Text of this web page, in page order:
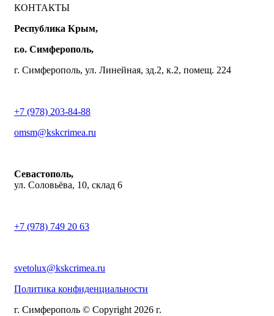
КОНТАКТЫ
Республика Крым,
г.о. Симферополь,
г. Симферополь, ул. Линейная, зд.2, к.2, помещ. 224
+7 (978) 203-84-88
omsm@kskcrimea.ru
Севастополь,
ул. Соловьёва, 10, склад 6
+7 (978) 749 20 63
svetolux@kskcrimea.ru
Политика конфиденциальности
г. Симферополь © Copyright 2026 г.